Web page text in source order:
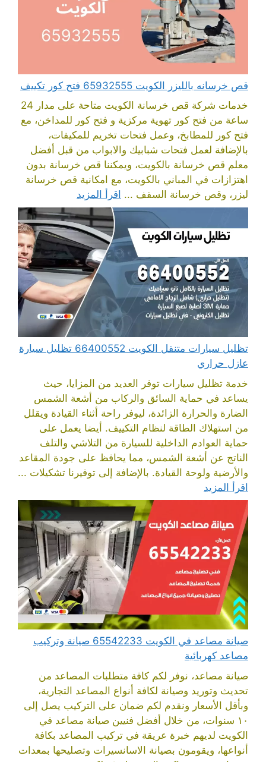
قص خرسانه بالليزر الكويت 65932555 فتح كور تكييف
خدمات شركة قص خرسانة الكويت متاحة على مدار 24
ساعة من فتح كور تهوية مركزية و فتح كور للمداخن، مع
فتح كور للمطابخ، وعمل فتحات تخريم للمكيفات،
بالإضافة لعمل فتحات شبابيك والابواب من قبل أفضل
معلم قص خرسانة بالكويت، ويمكننا قص خرسانة بدون
اهتزازات في المباني بالكويت، مع امكانية قص خرسانة
ليزر، وقص خرسانة السقف ... اقرأ المزيد
تظليل سيارات متنقل الكويت 66400552 تظليل سيارة
عازل حراري
خدمة تظليل سيارات توفر العديد من المزايا، حيث
يساعد في حماية السائق والركاب من أشعة الشمس
الضارة والحرارة الزائدة، ليوفر راحة أثناء القيادة ويقلل
من استهلاك الطاقة لنظام التكييف. أيضا يعمل على
حماية العوادم الداخلية للسيارة من التلاشي والتلف
الناتج عن أشعة الشمس، مما يحافظ على جودة المقاعد
والأرضية ولوحة القيادة. بالإضافة إلى توفيرنا تشكيلات ...
اقرأ المزيد
صيانة مصاعد في الكويت 65542233 صيانة وتركيب
مصاعد كهربائية
صيانة مصاعد، نوفر لكم كافة متطلبات المصاعد من
تحديث وتوريد وصيانة لكافة أنواع المصاعد التجارية،
وبأقل الأسعار ونقدم لكم ضمان على التركيب يصل إلى
١٠ سنوات، من خلال أفضل فنيين صيانة مصاعد في
الكويت لديهم خبرة عريقة في تركيب المصاعد بكافة
أنواعها، ويقومون بصيانة الاسانسيرات وتصليحها بمعدات